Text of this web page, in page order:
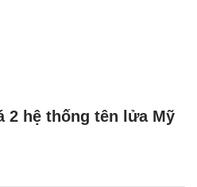
2 hệ thống tên lửa Mỹ